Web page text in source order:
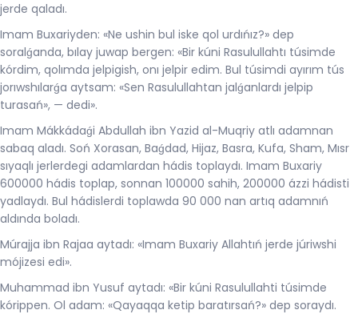
jerde qaladı.
Imam Buxariyden: «Ne ushin bul iske qol urdıńız?» dep
soralǵanda, bılay juwap bergen: «Bir kúni Rasulullahtı túsimde
kórdim, qolımda jelpigish, onı jelpir edim. Bul túsimdi ayırım tús
jorıwshılarǵa aytsam: «Sen Rasulullahtan jalǵanlardı jelpip
turasań», — dedi».
Imam Mákkádaǵi Abdullah ibn Yazid al-Muqriy atlı adamnan
sabaq aladı. Soń Xorasan, Baǵdad, Hijaz, Basra, Kufa, Sham, Mısr
sıyaqlı jerlerdegi adamlardan hádis toplaydı. Imam Buxariy
600000 hádis toplap, sonnan 100000 sahih, 200000 ázzi hádisti
yadlaydı. Bul hádislerdi toplawda 90 000 nan artıq adamnıń
aldında boladı.
Múrajja ibn Rajaa aytadı: «Imam Buxariy Allahtıń jerde júriwshi
mójizesi edi».
Muhammad ibn Yusuf aytadı: «Bir kúni Rasulullahti túsimde
kórippen. Ol adam: «Qayaqqa ketip baratırsań?» dep soraydı.